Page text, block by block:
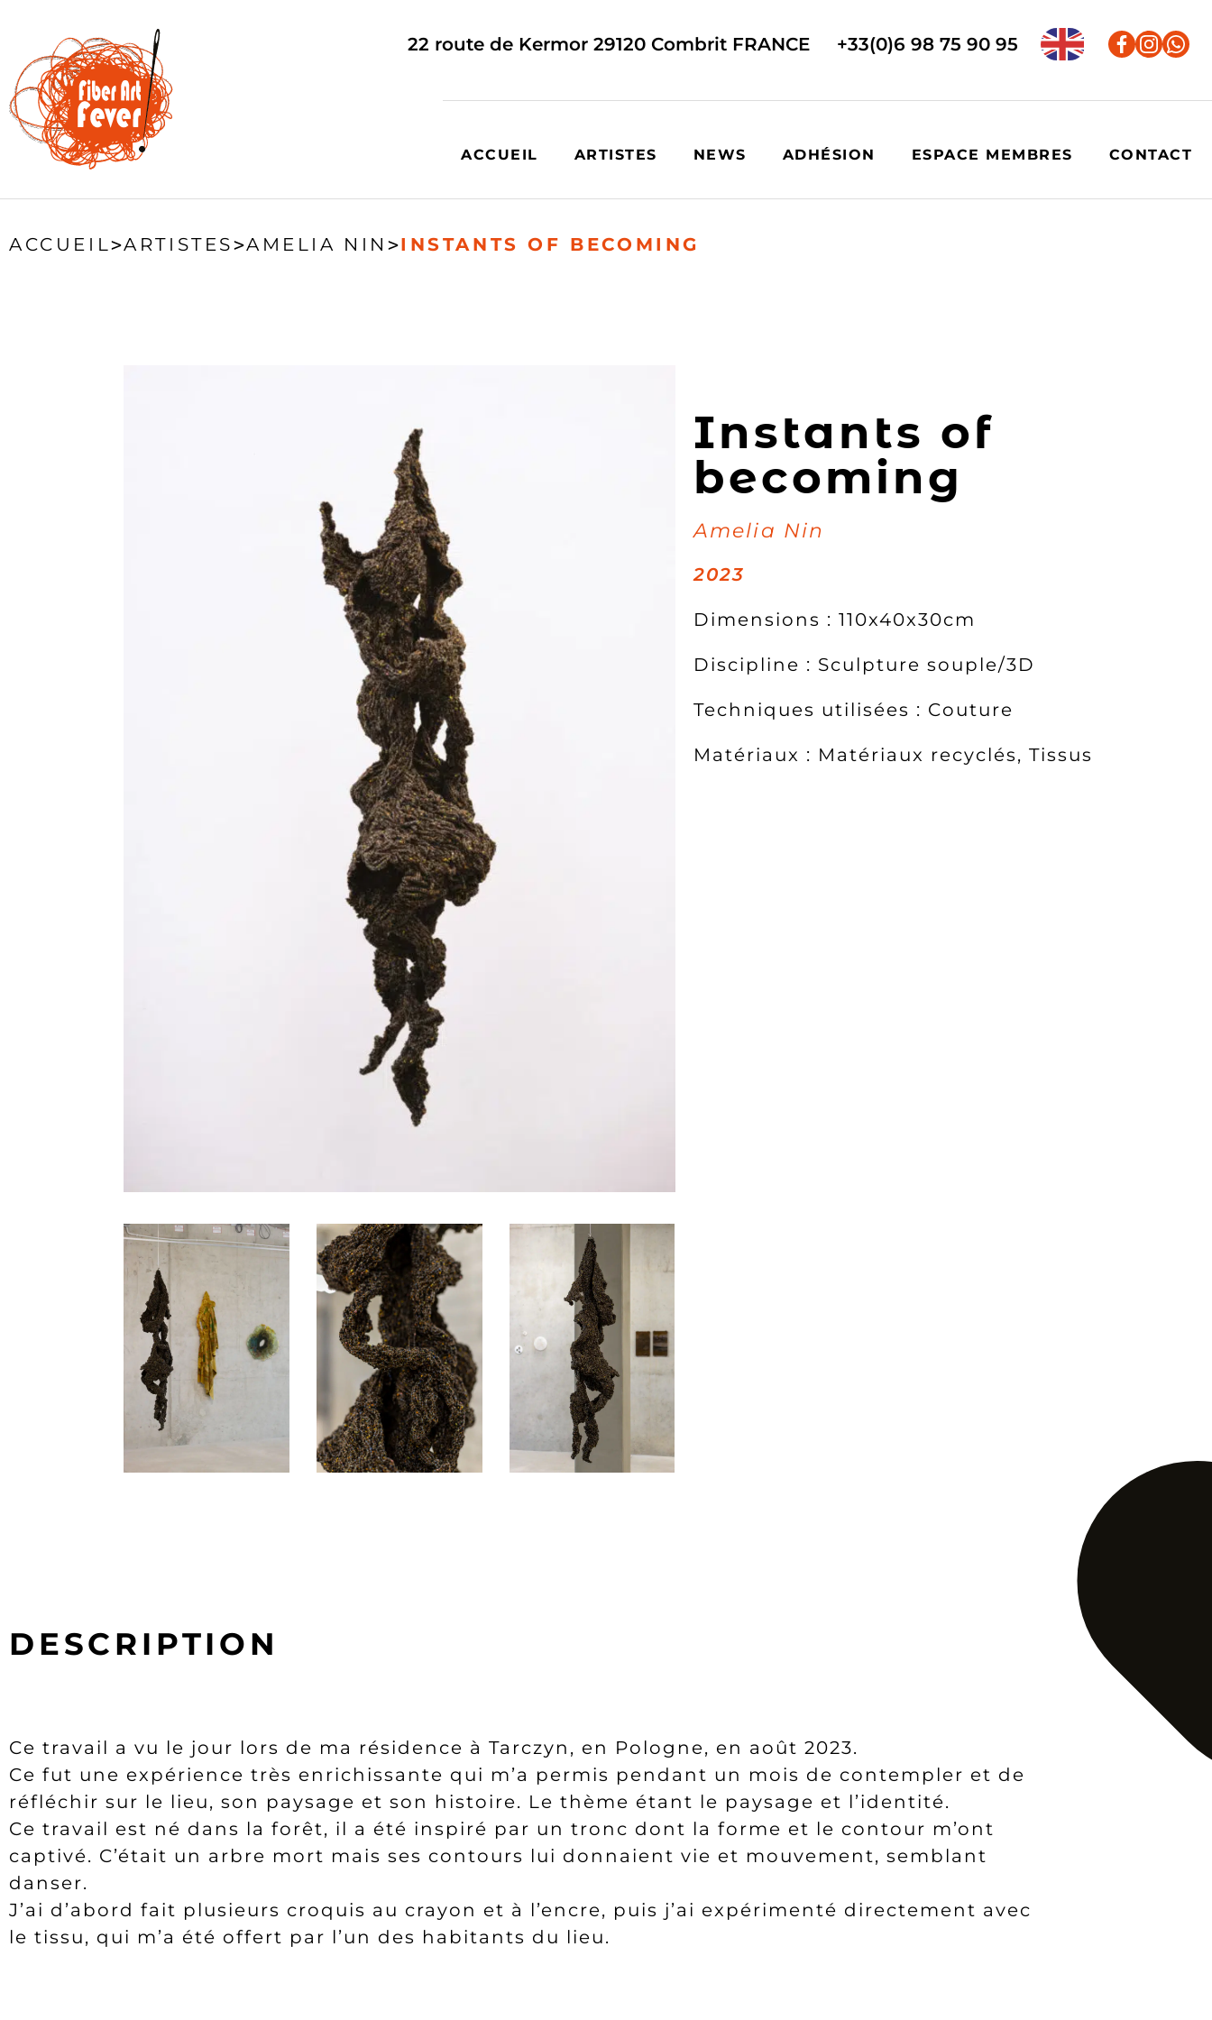
22 route de Kermor 29120 Combrit FRANCE +33(0)6 98 75 90 95
ACCUEIL ARTISTES NEWS ADHÉSION ESPACE MEMBRES CONTACT
ACCUEIL>ARTISTES>AMELIA NIN>INSTANTS OF BECOMING
Instants of
becoming
Amelia Nin
2023
Dimensions : 110x40x30cm
Discipline : Sculpture souple/3D
Techniques utilisées : Couture
Matériaux : Matériaux recyclés, Tissus
DESCRIPTION
Ce travail a vu le jour lors de ma résidence à Tarczyn, en Pologne, en août 2023.
Ce fut une expérience très enrichissante qui m’a permis pendant un mois de contempler et de
réfléchir sur le lieu, son paysage et son histoire. Le thème étant le paysage et l’identité.
Ce travail est né dans la forêt, il a été inspiré par un tronc dont la forme et le contour m’ont
captivé. C’était un arbre mort mais ses contours lui donnaient vie et mouvement, semblant
danser.
J’ai d’abord fait plusieurs croquis au crayon et à l’encre, puis j’ai expérimenté directement avec
le tissu, qui m’a été offert par l’un des habitants du lieu.